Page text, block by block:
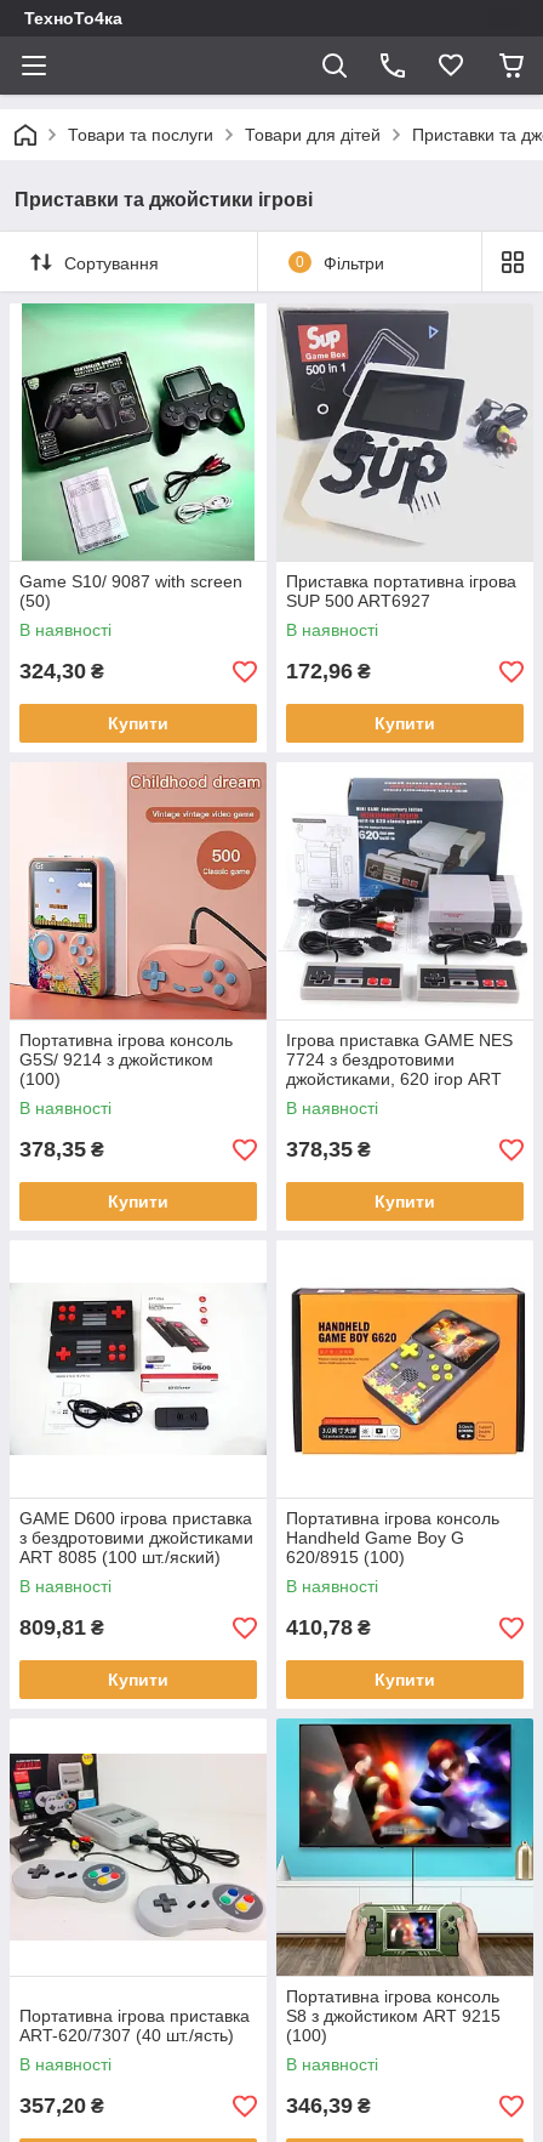
ТехноТо4ка
Товари та послуги Товари для дітей Приставки та
Приставки та джойстики ігрові
Сортування 0 Фільтри
Game S10/ 9087 with screen
(50)
В наявності
324,30 ₴
Купити
Приставка портативна ігрова
SUP 500 ART6927
В наявності
172,96 ₴
Купити
Портативна ігрова консоль
G5S/ 9214 з джойстиком
(100)
В наявності
378,35 ₴
Купити
Ігрова приставка GAME NES
7724 з бездротовими
джойстиками, 620 ігор ART
7724 (100 шт./ясть)
В наявності
378,35 ₴
Купити
GAME D600 ігрова приставка
з бездротовими джойстиками
ART 8085 (100 шт./яский)
В наявності
809,81 ₴
Купити
Портативна ігрова консоль
Handheld Game Boy G
620/8915 (100)
В наявності
410,78 ₴
Купити
Портативна ігрова приставка
ART-620/7307 (40 шт./ясть)
В наявності
357,20 ₴
Портативна ігрова консоль
S8 з джойстиком ART 9215
(100)
В наявності
346,39 ₴